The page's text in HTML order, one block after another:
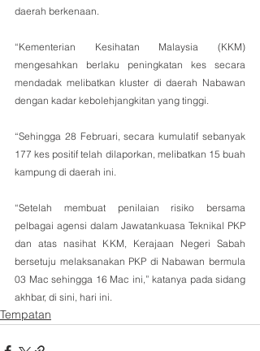
daerah berkenaan.
“Kementerian Kesihatan Malaysia (KKM)
mengesahkan berlaku peningkatan kes secara
mendadak melibatkan kluster di daerah Nabawan
dengan kadar kebolehjangkitan yang tinggi.
“Sehingga 28 Februari, secara kumulatif sebanyak
177 kes positif telah dilaporkan, melibatkan 15 buah
kampung di daerah ini.
“Setelah membuat penilaian risiko bersama
pelbagai agensi dalam Jawatankuasa Teknikal PKP
dan atas nasihat KKM, Kerajaan Negeri Sabah
bersetuju melaksanakan PKP di Nabawan bermula
03 Mac sehingga 16 Mac ini,” katanya pada sidang
akhbar, di sini, hari ini.
Tempatan